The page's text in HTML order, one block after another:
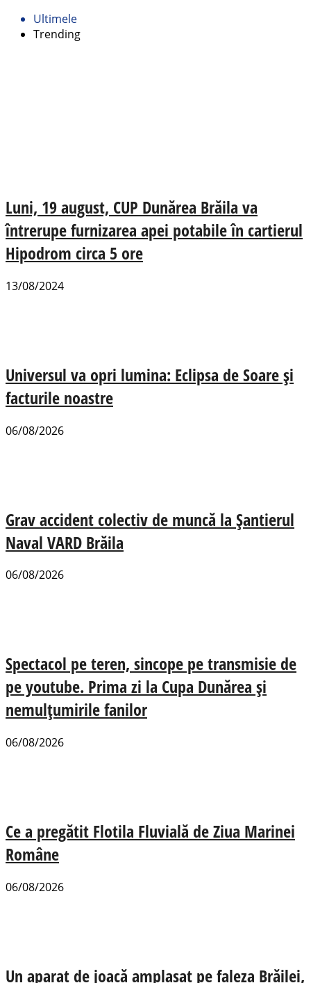
Ultimele
Trending
Luni, 19 august, CUP Dunărea Brăila va
întrerupe furnizarea apei potabile în cartierul
Hipodrom circa 5 ore
13/08/2024
Universul va opri lumina: Eclipsa de Soare și
facturile noastre
06/08/2026
Grav accident colectiv de muncă la Șantierul
Naval VARD Brăila
06/08/2026
Spectacol pe teren, sincope pe transmisie de
pe youtube. Prima zi la Cupa Dunărea și
nemulțumirile fanilor
06/08/2026
Ce a pregătit Flotila Fluvială de Ziua Marinei
Române
06/08/2026
Un aparat de joacă amplasat pe faleza Brăilei,